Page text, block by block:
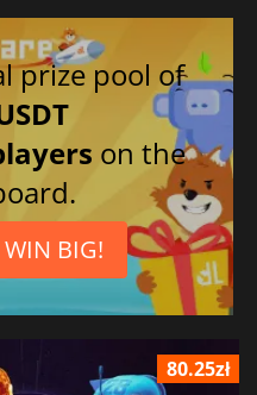
prize pool of
on the
BIG!
80.25zł